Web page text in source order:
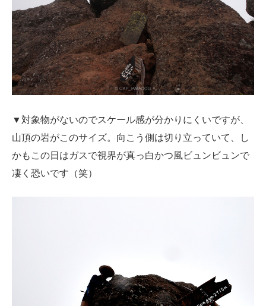
▼対象物がないのでスケール感が分かりにくいですが、
山頂の岩がこのサイズ。向こう側は切り立っていて、し
かもこの日はガスで視界が真っ白かつ風ビュンビュンで
凄く恐いです（笑）